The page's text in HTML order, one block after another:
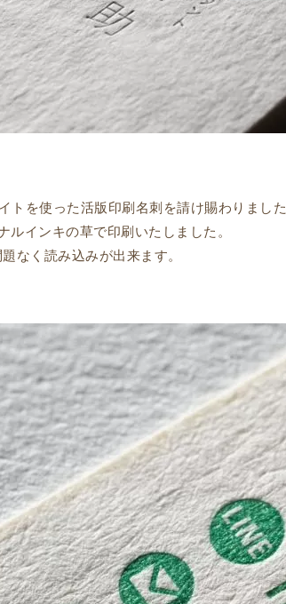
トを使った活版印刷名刺を請け賜わりました
インキの草で印刷いたしました。
なく読み込みが出来ます。